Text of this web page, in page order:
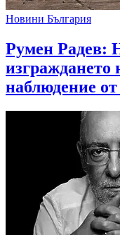
Новини България
Румен Радев:
изграждането
наблюдение